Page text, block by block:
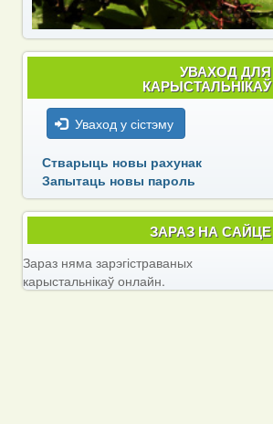
УВАХОД ДЛЯ
КАРЫСТАЛЬНІКАЎ
Уваход у сістэму
Стварыць новы рахунак
Запытаць новы пароль
ЗАРАЗ НА САЙЦЕ
Зараз няма зарэгістраваных
карыстальнікаў онлайн.